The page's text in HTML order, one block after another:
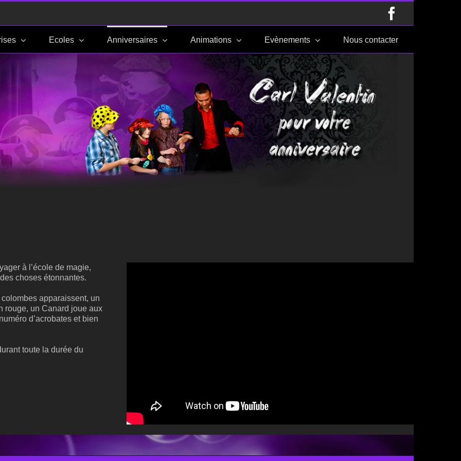
Ecoles Anniversaires Animations Evènements Nous contacter
à l’école de magie,
choses étonnantes.
apparaissent, un
rouge, un Canard joue aux
d’acrobates et bien
toute la durée du